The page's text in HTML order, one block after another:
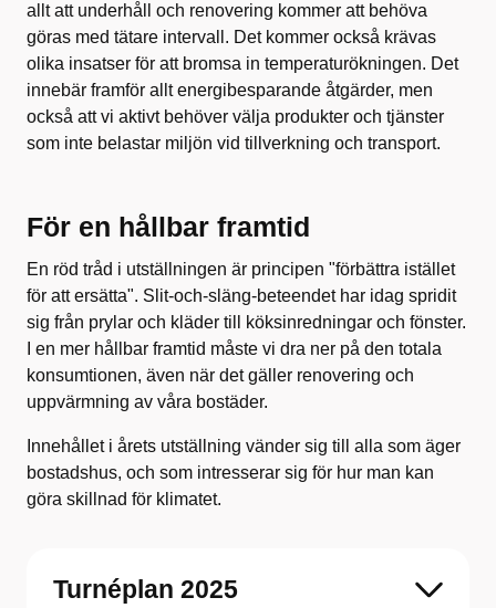
allt att underhåll och renovering kommer att behöva
göras med tätare intervall. Det kommer också krävas
olika insatser för att bromsa in temperaturökningen. Det
innebär framför allt energibesparande åtgärder, men
också att vi aktivt behöver välja produkter och tjänster
som inte belastar miljön vid tillverkning och transport.
För en hållbar framtid
En röd tråd i utställningen är principen "förbättra istället
för att ersätta". Slit-och-släng-beteendet har idag spridit
sig från prylar och kläder till köksinredningar och fönster.
I en mer hållbar framtid måste vi dra ner på den totala
konsumtionen, även när det gäller renovering och
uppvärmning av våra bostäder.
Innehållet i årets utställning vänder sig till alla som äger
bostadshus, och som intresserar sig för hur man kan
göra skillnad för klimatet.
Turnéplan 2025